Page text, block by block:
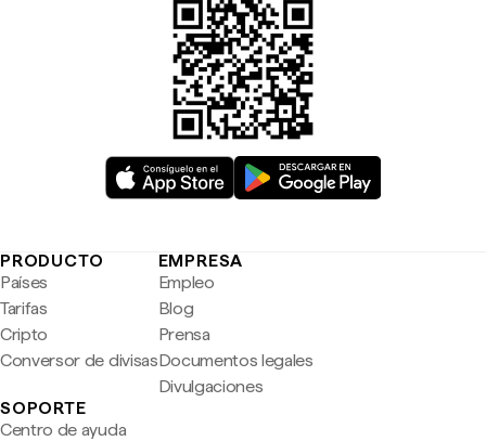
PRODUCTO
Países
Tarifas
Cripto
Conversor de divisas
EMPRESA
Empleo
Blog
Prensa
Documentos legales
Divulgaciones
SOPORTE
Centro de ayuda